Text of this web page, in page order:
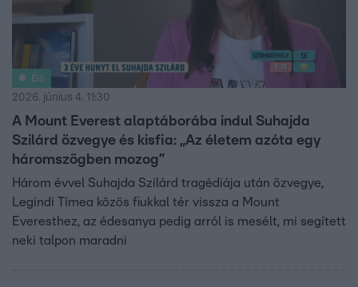
Élő
2026. június 4. 11:30
A Mount Everest alaptáborába indul Suhajda
Szilárd özvegye és kisfia: „Az életem azóta egy
háromszögben mozog”
Három évvel Suhajda Szilárd tragédiája után özvegye,
Legindi Tímea közös fiukkal tér vissza a Mount
Everesthez, az édesanya pedig arról is mesélt, mi segített
neki talpon maradni